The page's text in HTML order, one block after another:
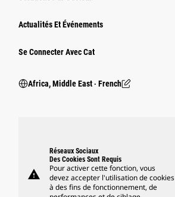
Actualités Et Événements
Se Connecter Avec Cat
Africa, Middle East ‧ French
warning
Réseaux Sociaux
Des Cookies Sont Requis
Pour activer cette fonction, vous
devez accepter l'utilisation de cookies
à des fins de fonctionnement, de